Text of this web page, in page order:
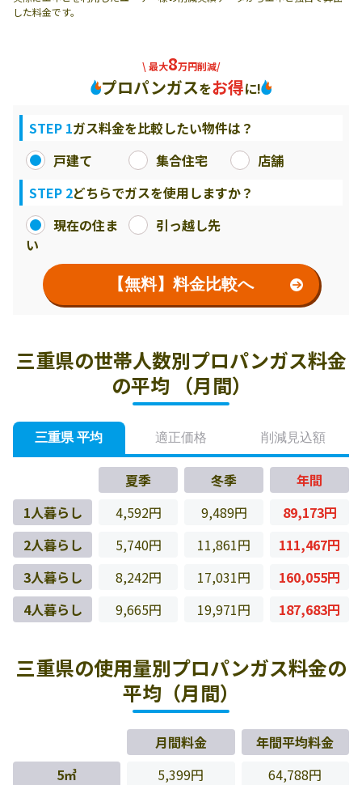
した料金です。
\ 最大8万円削減/
プロパンガスをお得に!
STEP 1ガス料金を比較したい物件は？
戸建て
集合住宅
店舗
STEP 2どちらでガスを使用しますか？
現在の住ま
い
引っ越し先
【無料】料金比較へ
三重県の世帯人数別プロパンガス料金
の平均 （月間）
三重県 平均 適正価格 削減見込額
夏季 冬季
年間
1人暮らし
4,592円 9,489円
89,173円
2人暮らし
5,740円 11,861円
111,467円
3人暮らし
8,242円 17,031円
160,055円
4人暮らし
9,665円 19,971円 187,683円
三重県の使用量別プロパンガス料金の
平均（月間）
月間料金
年間平均料金
5㎥
5,399円
64,788円